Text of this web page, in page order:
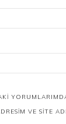
VE SITE